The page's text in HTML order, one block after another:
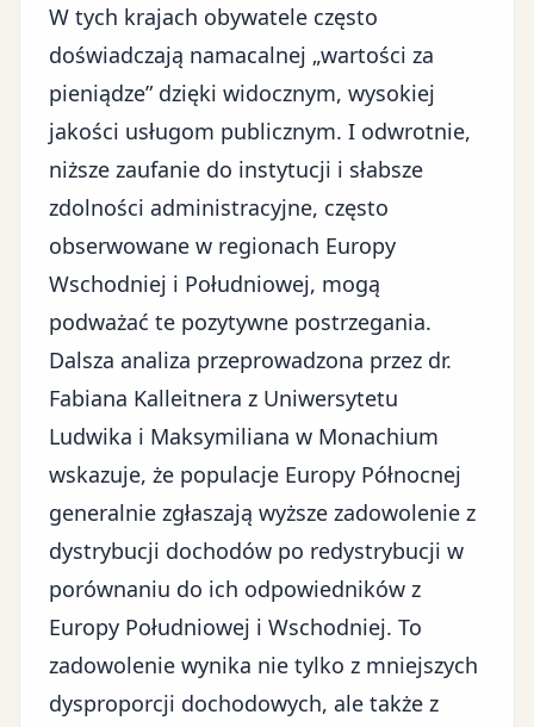
W tych krajach obywatele często
doświadczają namacalnej „wartości za
pieniądze” dzięki widocznym, wysokiej
jakości usługom publicznym. I odwrotnie,
niższe zaufanie do instytucji i słabsze
zdolności administracyjne, często
obserwowane w regionach Europy
Wschodniej i Południowej, mogą
podważać te pozytywne postrzegania.
Dalsza analiza przeprowadzona przez dr.
Fabiana Kalleitnera z Uniwersytetu
Ludwika i Maksymiliana w Monachium
wskazuje, że populacje Europy Północnej
generalnie zgłaszają wyższe zadowolenie z
dystrybucji dochodów po redystrybucji w
porównaniu do ich odpowiedników z
Europy Południowej i Wschodniej. To
zadowolenie wynika nie tylko z mniejszych
dysproporcji dochodowych, ale także z